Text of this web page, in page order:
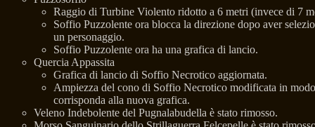
Raggio di Turbine Violento ridotto a 6 metri (invece di 7
Soffio Puzzolente ora blocca la direzione dopo aver
un personaggio.
Soffio Puzzolente ora ha una grafica di lancio.
Quercia Appassita
Grafica di lancio di Soffio Necrotico aggiornata.
Ampiezza del cono di Soffio Necrotico modificata in
corrisponda alla nuova grafica.
Veleno Indebolente del Pugnalabudella è stato rimosso.